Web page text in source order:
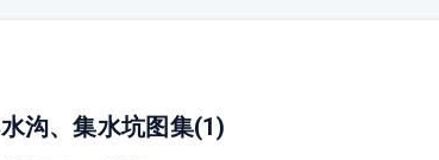
沟、集水坑图集(1)